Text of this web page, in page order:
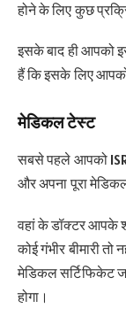
होने के लिए कुछ
इसके बाद ही आपको
हैं कि इसके लिए आपको
मेडिकल टेस्ट
सबसे पहले आपको
और अपना पूरा
वहां के डॉक्टर आपके
कोई गंभीर बीमारी
मेडिकल सर्टिफिकेट
होगा।